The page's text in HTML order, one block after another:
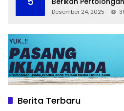
Desember 24, 2025
Berita Terbaru